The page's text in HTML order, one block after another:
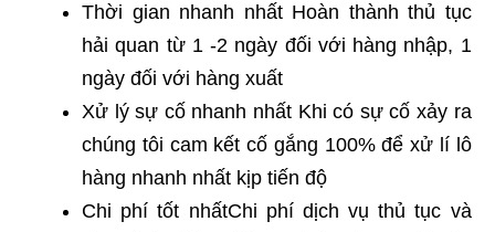
Thời gian nhanh nhất Hoàn thành thủ tục
hải quan từ 1 -2 ngày đối với hàng nhập, 1
ngày đối với hàng xuất
Xử lý sự cố nhanh nhất Khi có sự cố xảy ra
chúng tôi cam kết cố gắng 100% để xử lí lô
hàng nhanh nhất kịp tiến độ
Chi phí tốt nhấtChi phí dịch vụ thủ tục và